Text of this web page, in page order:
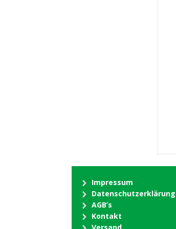
Impressum
Datenschutzerklärung
AGB’s
Kontakt
Versand